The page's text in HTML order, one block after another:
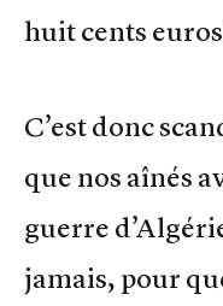
huit cents
C’est donc
que nos aînés
guerre
jamais, pour